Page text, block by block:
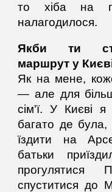
то хіба на
налагодилося.
Якби ти
маршрут у
Як на мене,
— але для
сім'ї. У Києві
багато де
їздити на
батьки
прогулятися
спуститися до